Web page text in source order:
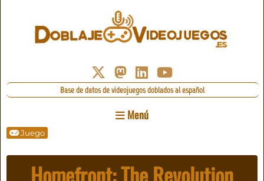
Base de datos de videojuegos doblados al español
Menú
Juego